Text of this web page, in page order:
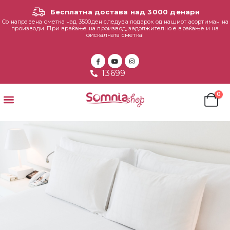
Бесплатна достава над 3000 денари
Со направена сметка над 3500ден следува подарок од нашиот асортиман на
производи. При враќање на производ, задолжително е враќање и на
фискалната сметка!
13699
0